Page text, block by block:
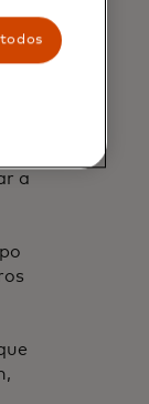
e
a